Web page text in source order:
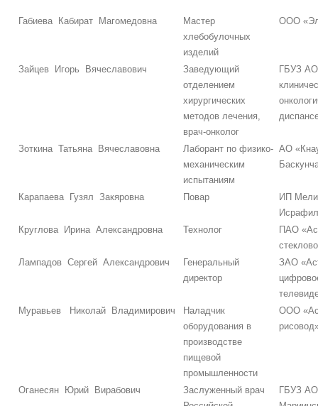
Габиева Кабират Магомедовна
Мастер
хлебобулочных
изделий
ООО
Зайцев Игорь Вячеславович
Заведующий
отделением
хирургических
методов лечения,
врач-онколог
ГБУЗ АО
Зоткина Татьяна Вячеславовна
Лаборант по физико-
механическим
испытаниям
АО
Карапаева Гузял Закяровна Повар
ИП
Круглова Ирина Александровна
Технолог
ПАО
Лампадов Сергей Александрович
Генеральный
директор
ЗАО
Муравьев Николай Владимирович
Наладчик
оборудования в
производстве
пищевой
промышленности
ООО
Оганесян Юрий Вирабович
Заслуженный врач
ГБУЗ АО